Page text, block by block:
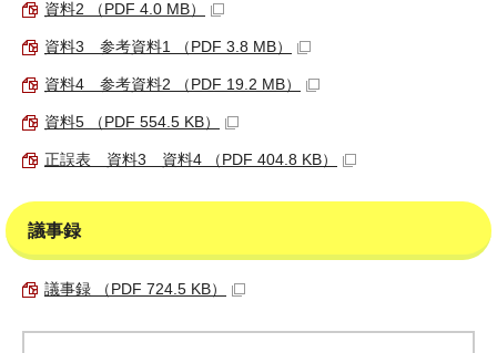
資料2 （PDF 4.0 MB）
資料3 参考資料1 （PDF 3.8 MB）
資料4 参考資料2 （PDF 19.2 MB）
資料5 （PDF 554.5 KB）
正誤表 資料3 資料4 （PDF 404.8 KB）
議事録
議事録 （PDF 724.5 KB）